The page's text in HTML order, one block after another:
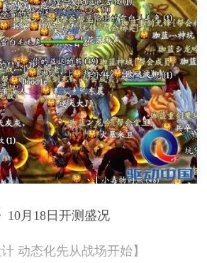
10月18日开测盛况
动态化先从战场开始】